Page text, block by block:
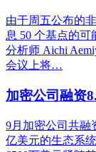
由于周五公布的
息 50 个基点的
分析师 Aichi
会议上将…
加密公司融资
9月加密公司共融
亿美元的生态系